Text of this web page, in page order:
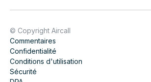
© Copyright Aircall
Commentaires
Confidentialité
Conditions d'utilisation
Sécurité